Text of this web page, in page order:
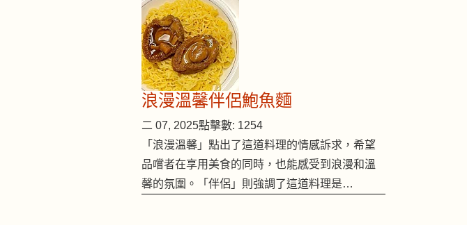
浪漫溫馨伴侶鮑魚麵
二 07, 2025點擊數: 1254
「浪漫溫馨」點出了這道料理的情感訴求，希望
品嚐者在享用美食的同時，也能感受到浪漫和溫
馨的氛圍。「伴侶」則強調了這道料理是…